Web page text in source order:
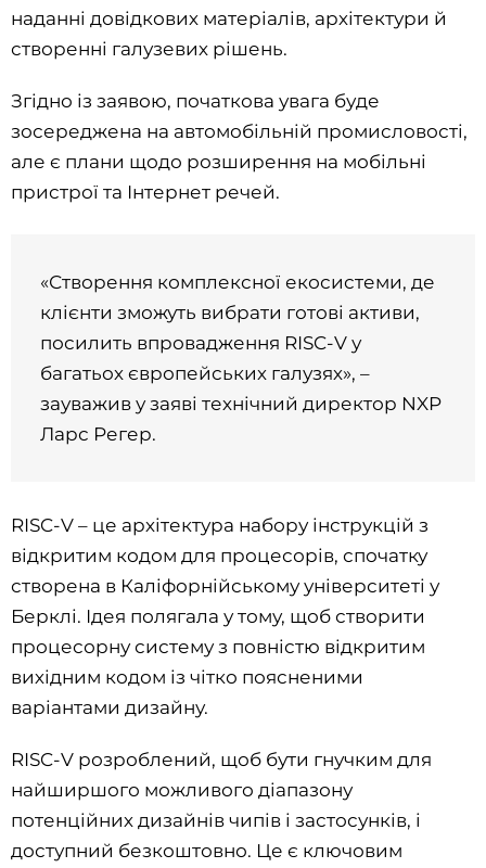
наданні довідкових матеріалів, архітектури й
створенні галузевих рішень.
Згідно із заявою, початкова увага буде
зосереджена на автомобільній промисловості,
але є плани щодо розширення на мобільні
пристрої та Інтернет речей.
«Створення комплексної екосистеми, де
клієнти зможуть вибрати готові активи,
посилить впровадження RISC-V у
багатьох європейських галузях», –
зауважив у заяві технічний директор NXP
Ларс Регер.
RISC-V – це архітектура набору інструкцій з
відкритим кодом для процесорів, спочатку
створена в Каліфорнійському університеті у
Берклі. Ідея полягала у тому, щоб створити
процесорну систему з повністю відкритим
вихідним кодом із чітко поясненими
варіантами дизайну.
RISC-V розроблений, щоб бути гнучким для
найширшого можливого діапазону
потенційних дизайнів чипів і застосунків, і
доступний безкоштовно. Це є ключовим